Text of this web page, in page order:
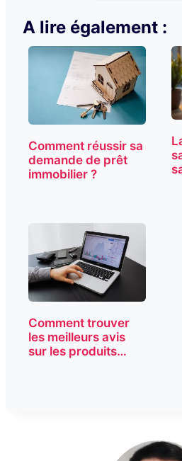
A lire également :
Comment réussir sa
demande de prêt
immobilier ?
Comment trouver
les meilleurs avis
sur les produits…